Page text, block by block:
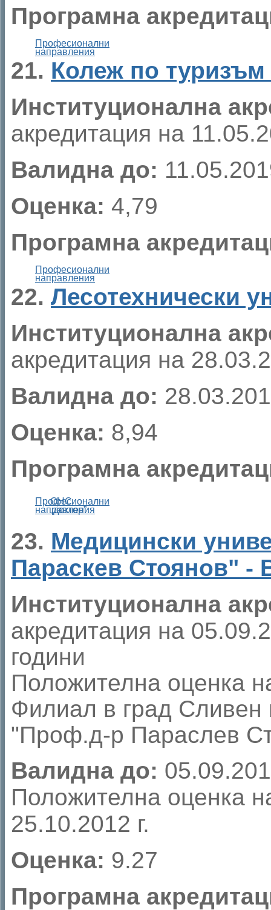
Програмна
Професионални
направления
21. Колеж по туризъм
Институционална
акредитация на
Валидна до:
Оценка: 4,79
Програмна
Професионални
направления
22. Лесотехнически
Институционална
акредитация на
Валидна до:
Оценка: 8,94
Програмна
Професионални
направления
ОНС
„доктор”
23. Медицински
Параскев Стоянов" -
Институционална
акредитация на
години
Положителна оценка
Филиал в град Сливен
"Проф.д-р Параслев
Валидна до:
Положителна оценка
25.10.2012 г.
Оценка: 9.27
Програмна